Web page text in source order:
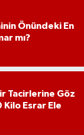
Önündeki En
mı?
Tacirlerine Göz
Kilo Esrar Ele